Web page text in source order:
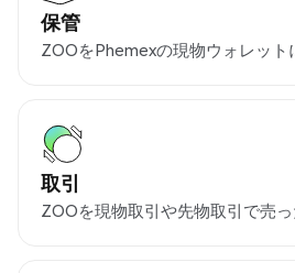
保管
ZOOをPhemexの現物ウォレット
取引
ZOOを現物取引や先物取引で売っ